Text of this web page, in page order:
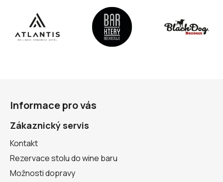
Informace pro vás
Zákaznický servis
Kontakt
Rezervace stolu do wine baru
Možnosti dopravy